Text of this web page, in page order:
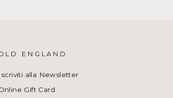
ENGLAND
Iscriviti alla Newsletter
Gift Card